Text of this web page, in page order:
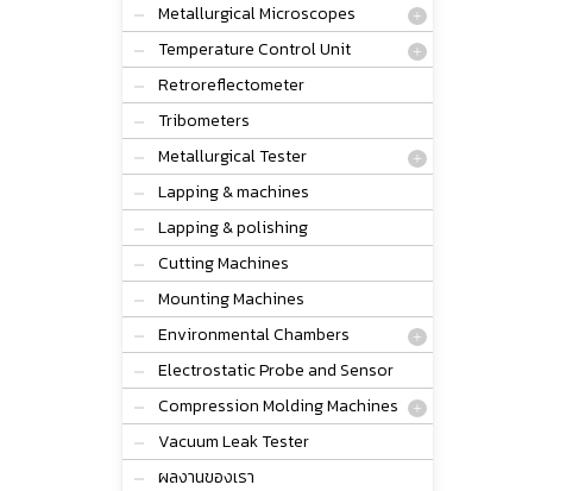
Metallurgical Microscopes
Temperature Control Unit
Retroreflectometer
Tribometers
Metallurgical Tester
Lapping & machines
Lapping & polishing
Cutting Machines
Mounting Machines
Environmental Chambers
Electrostatic Probe and Sensor
Compression Molding Machines
Vacuum Leak Tester
ผลงานของเรา